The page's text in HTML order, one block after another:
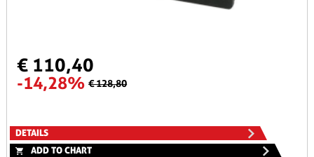
€ 110,40
-14,28% € 128,80
DETAILS
ADD TO CHART